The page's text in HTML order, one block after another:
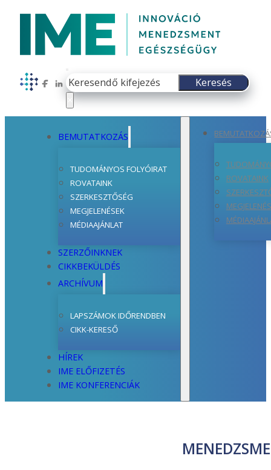
Follow us on Facebook
Follow us on LinkedIn
Keresés
Keresés
BEMUTATKOZÁS
TUDOMÁNYOS FOLYÓIRAT
ROVATAINK
SZERKESZTŐSÉG
MEGJELENÉSEK
MÉDIAAJÁNLAT
SZERZŐINKNEK
CIKKBEKÜLDÉS
ARCHÍVUM
LAPSZÁMOK IDŐRENDBEN
CIKK-KERESŐ
HÍREK
IME ELŐFIZETÉS
IME KONFERENCIÁK
ROVATAINK